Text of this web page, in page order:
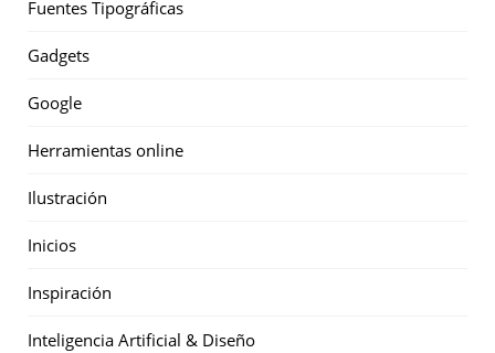
Fuentes Tipográficas
Gadgets
Google
Herramientas online
Ilustración
Inicios
Inspiración
Inteligencia Artificial & Diseño